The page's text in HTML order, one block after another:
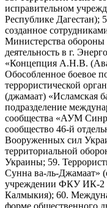
исправительном
Республике Дагестан);
созданное
Министерства
деятельность в г.
«Концепция А.Н.В.
Обособленное боевое
террористической
(джамаат) «Исламская
подразделение
сообщества «АУМ
сообщество 46-й
Вооруженных сил
территориальной
Украины; 59.
Сунна ва-ль-Джамаат»
учреждении ФКУ ИК-2
Калмыкия); 60.